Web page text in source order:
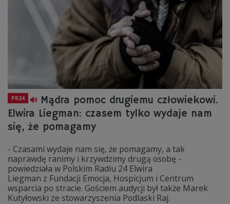
PR24
Mądra pomoc drugiemu człowiekowi.
Elwira Liegman: czasem tylko wydaje nam
się, że pomagamy
- Czasami wydaje nam się, że pomagamy, a tak
naprawdę ranimy i krzywdzimy drugą osobę -
powiedziała w Polskim Radiu 24 Elwira
Liegman z Fundacji Emocja, Hospicjum i Centrum
wsparcia po stracie. Gościem audycji był także Marek
Kutyłowski ze stowarzyszenia Podlaski Raj.